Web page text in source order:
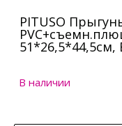
PITUSO
В наличии